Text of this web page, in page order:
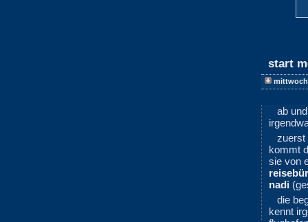
start
mittwoch
ab
zuerst
kommt
sie von
nadi
die
kennt